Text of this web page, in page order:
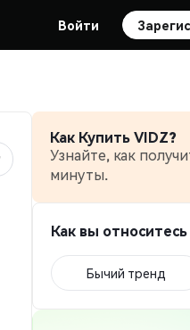
Войти
Как Купить VIDZ?
Узнайте, как
минуты.
Как вы
Бычий тренд